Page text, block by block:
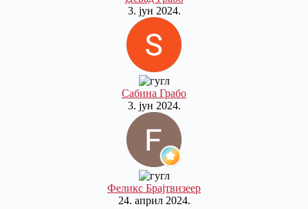
3. јун 2024.
Сабина Грабо
3. јун 2024.
Феликс Брајтвизеер
24. април 2024.